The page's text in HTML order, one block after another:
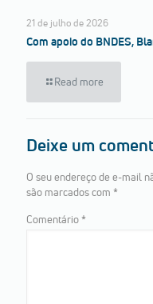
21 de julho de 2026
Com apoio do BNDES,
Read more
Deixe um
O seu endereço de e-mail
são marcados com *
Comentário*